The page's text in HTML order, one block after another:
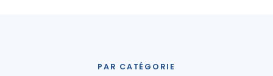
PAR CATÉGORIE